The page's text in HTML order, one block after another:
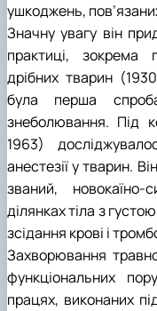
ушкоджень,
Значну увагу він
практиці, зокрема
дрібних тварин
була перша
знеболювання. Під
1963)
анестезії у тварин.
званий, новокаїно-
ділянках тіла з
зсідання крові і
Захворювання
функціональних
працях, виконаних